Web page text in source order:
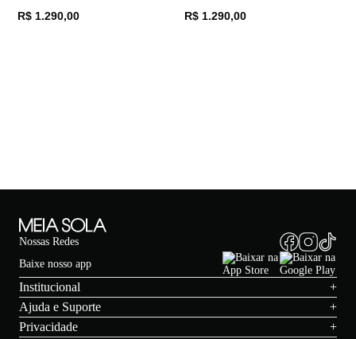
R$ 1.290,00
R$ 1.290,00
Nossas Redes
Baixe nosso app
Institucional
+
Ajuda e Suporte
+
Privacidade
+